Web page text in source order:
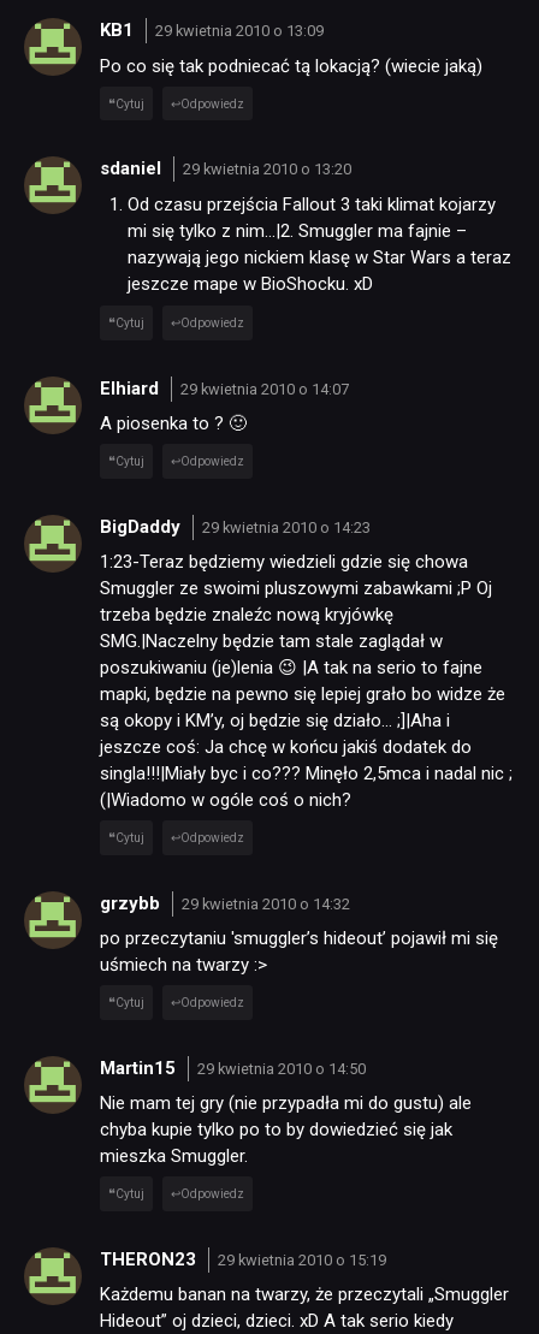
KB1 29 kwietnia 2010 o 13:09
Po co się tak podniecać tą lokacją? (wiecie jaką)
Cytuj Odpowiedz
sdaniel 29 kwietnia 2010 o 13:20
Od czasu przejścia Fallout 3 taki klimat kojarzy
mi się tylko z nim…|2. Smuggler ma fajnie –
nazywają jego nickiem klasę w Star Wars a teraz
jeszcze mape w BioShocku. xD
Cytuj Odpowiedz
Elhiard 29 kwietnia 2010 o 14:07
A piosenka to ? 🙂
Cytuj Odpowiedz
BigDaddy 29 kwietnia 2010 o 14:23
1:23-Teraz będziemy wiedzieli gdzie się chowa
Smuggler ze swoimi pluszowymi zabawkami ;P Oj
trzeba będzie znaleźc nową kryjówkę
SMG.|Naczelny będzie tam stale zaglądał w
poszukiwaniu (je)lenia 😉 |A tak na serio to fajne
mapki, będzie na pewno się lepiej grało bo widze że
są okopy i KM’y, oj będzie się działo… ;]|Aha i
jeszcze coś: Ja chcę w końcu jakiś dodatek do
singla!!!|Miały byc i co??? Minęło 2,5mca i nadal nic ;
(|Wiadomo w ogóle coś o nich?
Cytuj Odpowiedz
grzybb 29 kwietnia 2010 o 14:32
po przeczytaniu 'smuggler’s hideout’ pojawił mi się
uśmiech na twarzy :>
Cytuj Odpowiedz
Martin15 29 kwietnia 2010 o 14:50
Nie mam tej gry (nie przypadła mi do gustu) ale
chyba kupie tylko po to by dowiedzieć się jak
mieszka Smuggler.
Cytuj Odpowiedz
THERON23 29 kwietnia 2010 o 15:19
Każdemu banan na twarzy, że przeczytali „Smuggler
Hideout” oj dzieci, dzieci. xD A tak serio kiedy